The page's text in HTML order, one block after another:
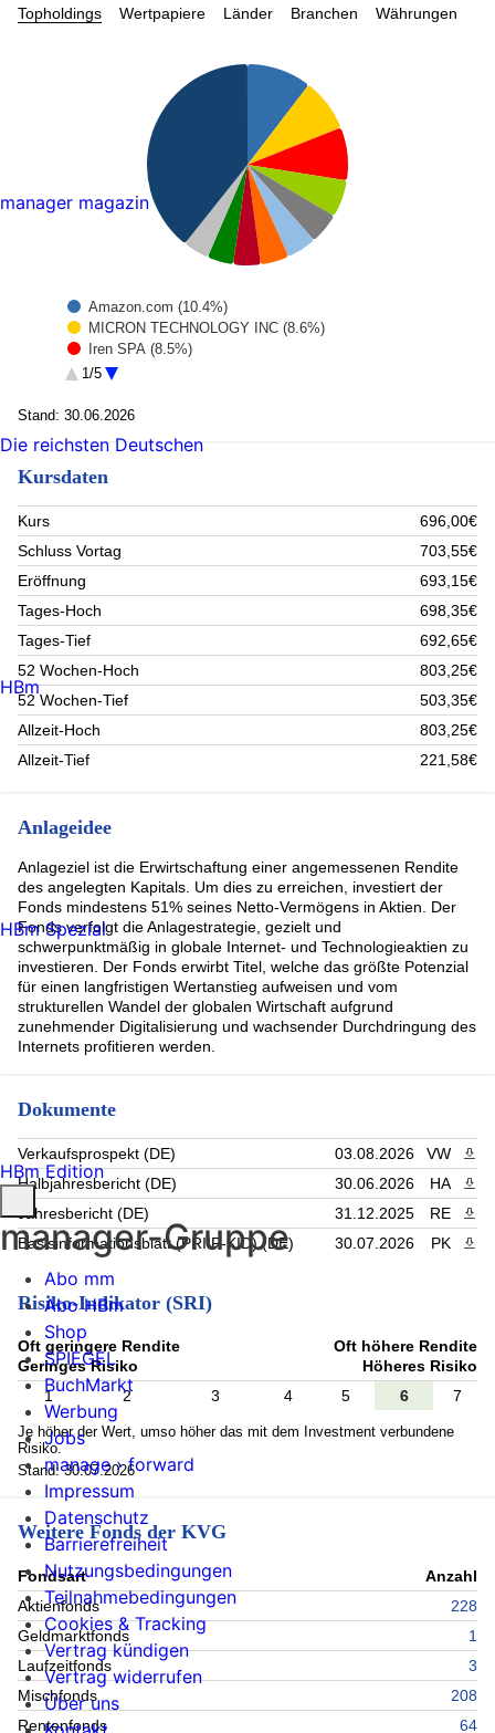
Topholdings Wertpapiere Länder Branchen Währungen
Amazon.com (10.4%)
MICRON TECHNOLOGY INC (8.6%)
Iren SPA (8.5%)
Sandisk Corp (6%)
Marvell Technology Group (4.8%)
Infineon Technologies AG (4.4%)
Hinge Health Inc. (4.2%)
1/5
Stand: 30.06.2026
Kursdaten
Kurs
696,00€
Schluss Vortag
703,55€
Eröffnung
693,15€
Tages-Hoch
698,35€
Tages-Tief
692,65€
52 Wochen-Hoch
803,25€
52 Wochen-Tief
503,35€
Allzeit-Hoch
803,25€
Allzeit-Tief
221,58€
Anlageidee
Anlageziel ist die Erwirtschaftung einer angemessenen Rendite
des angelegten Kapitals. Um dies zu erreichen, investiert der
Fonds mindestens 51% seines Netto-Vermögens in Aktien. Der
Fonds verfolgt die Anlagestrategie, gezielt und
schwerpunktmäßig in globale Internet- und Technologieaktien zu
investieren. Der Fonds erwirbt Titel, welche das größte Potenzial
für einen langfristigen Wertanstieg aufweisen und vom
strukturellen Wandel der globalen Wirtschaft aufgrund
zunehmender Digitalisierung und wachsender Durchdringung des
Internets profitieren werden.
Dokumente
Verkaufsprospekt (DE) 03.08.2026 VW
Halbjahresbericht (DE)
30.06.2026 HA
Jahresbericht (DE)
31.12.2025 RE
Basisinformationsblatt (PRIIP-KID) (DE)
30.07.2026 PK
Risiko-Indikator (SRI)
Oft geringere Rendite
Geringes Risiko
Oft höhere Rendite
Höheres Risiko
1
2 3 4 5 6 7
Je höher der Wert, umso höher das mit dem Investment verbundene
Risiko.
Stand: 30.07.2026
Weitere Fonds der KVG
Fondsart
Anzahl
Aktienfonds
228
Geldmarktfonds
1
Laufzeitfonds
3
Mischfonds
208
Rentenfonds
64
manager magazin
Die reichsten Deutschen
HBm
HBm Spezial
HBm Edition
manager-Gruppe
Abo mm
Abo HBm
Shop
SPIEGEL
BuchMarkt
Werbung
Jobs
manage › forward
Impressum
Datenschutz
Barrierefreiheit
Nutzungsbedingungen
Teilnahmebedingungen
Cookies & Tracking
Vertrag kündigen
Vertrag widerrufen
Über uns